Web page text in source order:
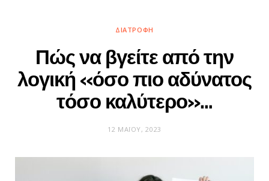
ΔΙΑΤΡΟΦΉ
Πώς να βγείτε από την
λογική «όσο πιο αδύνατος
τόσο καλύτερο»…
12 ΜΑΪ́ΟΥ, 2023